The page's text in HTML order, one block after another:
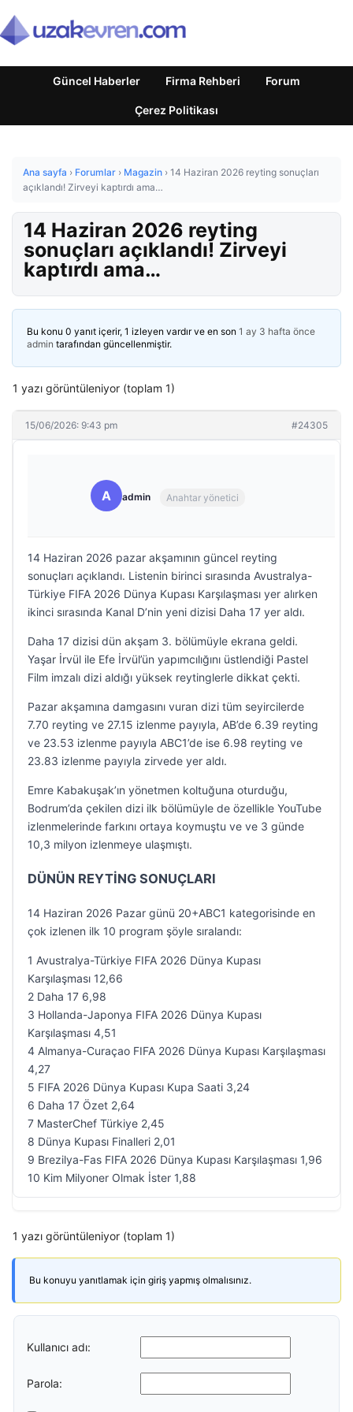
Güncel Haberler Firma Rehberi Forum
Çerez Politikası
Ana sayfa › Forumlar › Magazin › 14 Haziran 2026 reyting sonuçları
açıklandı! Zirveyi kaptırdı ama…
14 Haziran 2026 reyting
sonuçları açıklandı! Zirveyi
kaptırdı ama…
Bu konu 0 yanıt içerir, 1 izleyen vardır ve en son 1 ay 3 hafta önce
admin tarafından güncellenmiştir.
1 yazı görüntüleniyor (toplam 1)
15/06/2026: 9:43 pm #24305
A admin Anahtar yönetici
14 Haziran 2026 pazar akşamının güncel reyting
sonuçları açıklandı. Listenin birinci sırasında Avustralya-
Türkiye FIFA 2026 Dünya Kupası Karşılaşması yer alırken
ikinci sırasında Kanal D’nin yeni dizisi Daha 17 yer aldı.
Daha 17 dizisi dün akşam 3. bölümüyle ekrana geldi.
Yaşar İrvül ile Efe İrvül’ün yapımcılığını üstlendiği Pastel
Film imzalı dizi aldığı yüksek reytinglerle dikkat çekti.
Pazar akşamına damgasını vuran dizi tüm seyircilerde
7.70 reyting ve 27.15 izlenme payıyla, AB’de 6.39 reyting
ve 23.53 izlenme payıyla ABC1’de ise 6.98 reyting ve
23.83 izlenme payıyla zirvede yer aldı.
Emre Kabakuşak’ın yönetmen koltuğuna oturduğu,
Bodrum’da çekilen dizi ilk bölümüyle de özellikle YouTube
izlenmelerinde farkını ortaya koymuştu ve ve 3 günde
10,3 milyon izlenmeye ulaşmıştı.
DÜNÜN REYTİNG SONUÇLARI
14 Haziran 2026 Pazar günü 20+ABC1 kategorisinde en
çok izlenen ilk 10 program şöyle sıralandı:
1 Avustralya-Türkiye FIFA 2026 Dünya Kupası
Karşılaşması 12,66
2 Daha 17 6,98
3 Hollanda-Japonya FIFA 2026 Dünya Kupası
Karşılaşması 4,51
4 Almanya-Curaçao FIFA 2026 Dünya Kupası Karşılaşması
4,27
5 FIFA 2026 Dünya Kupası Kupa Saati 3,24
6 Daha 17 Özet 2,64
7 MasterChef Türkiye 2,45
8 Dünya Kupası Finalleri 2,01
9 Brezilya-Fas FIFA 2026 Dünya Kupası Karşılaşması 1,96
10 Kim Milyoner Olmak İster 1,88
1 yazı görüntüleniyor (toplam 1)
Bu konuyu yanıtlamak için giriş yapmış olmalısınız.
Kullanıcı adı:
Parola: